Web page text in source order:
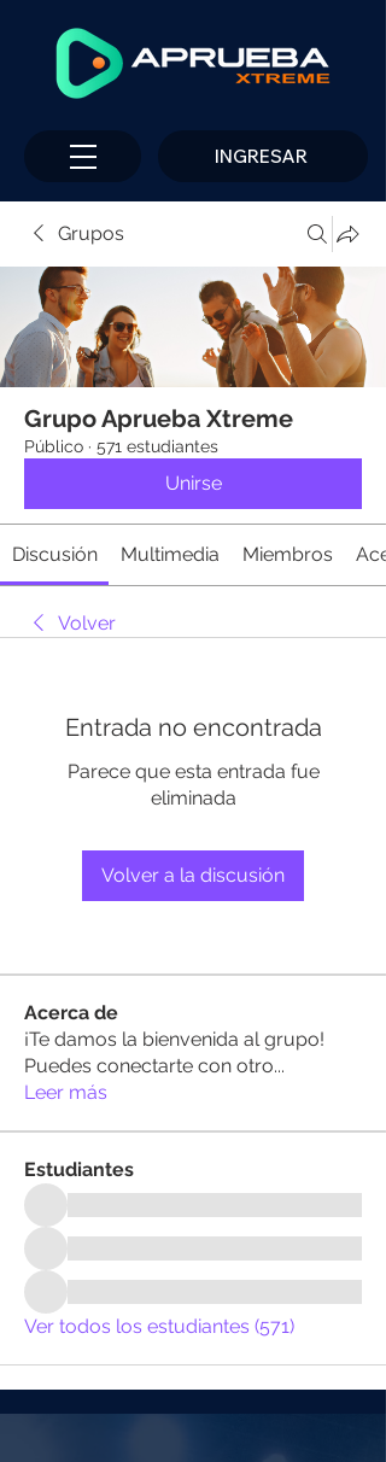
INGRESAR
Grupos
Grupo Aprueba Xtreme
Público · 571 estudiantes
Unirse
Discusión Multimedia Miembros
Volver
Entrada no encontrada
Parece que esta entrada fue
eliminada
Volver a la discusión
Acerca de
¡Te damos la bienvenida al grupo!
Puedes conectarte con otro...
Leer más
Estudiantes
Ver todos los estudiantes (571)